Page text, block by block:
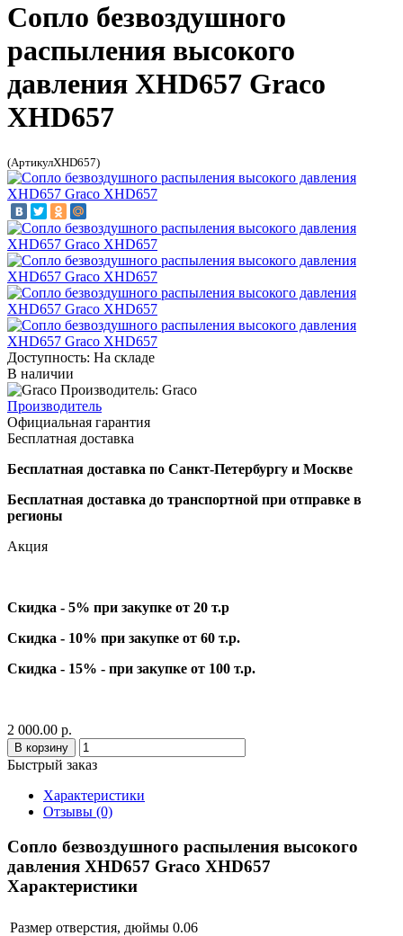
Сопло безвоздушного
распыления высокого
давления XHD657 Graco
XHD657
(АртикулXHD657)
Доступность: На складе
В наличии
Производитель: Graco
Производитель
Официальная гарантия
Бесплатная доставка
Бесплатная доставка по Санкт-Петербургу и Москве
Бесплатная доставка до транспортной при отправке в
регионы
Акция
Скидка - 5% при закупке от 20 т.р
Скидка - 10% при закупке от 60 т.р.
Скидка - 15% - при закупке от 100 т.р.
2 000.00 р.
В корзину
Быстрый заказ
Характеристики
Отзывы (0)
Сопло безвоздушного распыления высокого
давления XHD657 Graco XHD657
Характеристики
Размер отверстия, дюймы 0.06